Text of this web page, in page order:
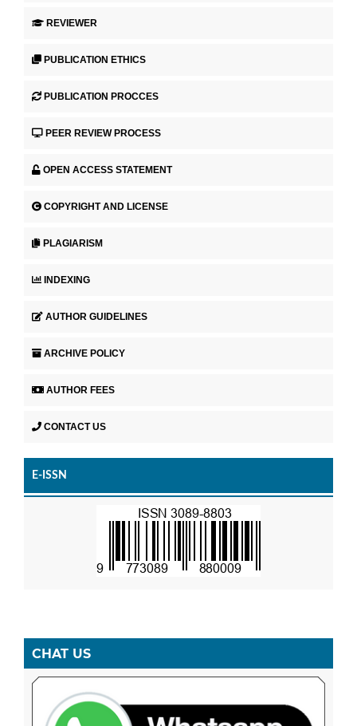
REVIEWER
PUBLICATION ETHICS
PUBLICATION PROCCES
PEER REVIEW PROCESS
OPEN ACCESS STATEMENT
COPYRIGHT AND LICENSE
PLAGIARISM
INDEXING
AUTHOR GUIDELINES
ARCHIVE POLICY
AUTHOR FEES
CONTACT US
E-ISSN
CHAT US